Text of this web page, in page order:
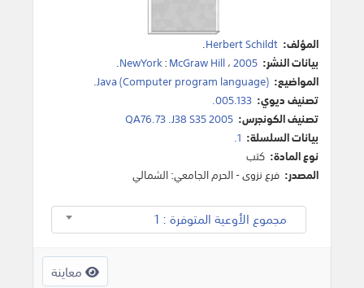
المؤلف: Herbert Schildt
.
بيانات النشر:
NewYork:McGraw Hill،2005
.
المواضيع: Java (Computer program language)
.
تصنيف ديوي: 005.133.
تصنيف الكونجرس: QA76.73 .J38 S35 2005
بيانات السلسلة: 1.
نوع المادة: كتب
المصدر: فرع نزوى - الحرم الجامعي: الشمالي
مجموع الأوعية المتوفرة : 1
معاينة